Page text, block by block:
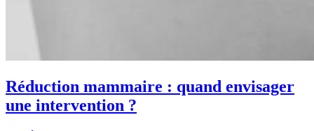
Réduction mammaire : quand envisager
une intervention ?